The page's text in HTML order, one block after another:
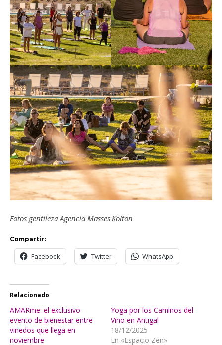
Fotos gentileza Agencia Masses Kolton
Compartir:
Facebook Twitter WhatsApp
Relacionado
AMARme: el exclusivo
evento de bienestar entre
viñedos que llega en
noviembre
Yoga por los Caminos del
Vino en Antigal
18/12/2025
En «Espacio Zen»